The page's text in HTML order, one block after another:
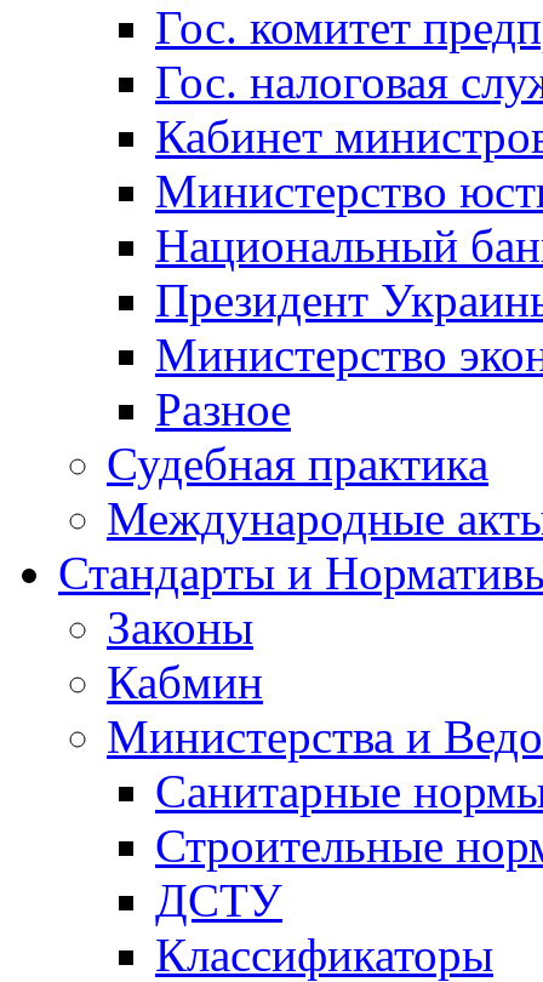
Гос. комитет
Гос. налоговая
Кабинет
Министерство
Национальный
Президент
Министерство
Разное
Судебная практика
Международные
Стандарты и
Законы
Кабмин
Министерства и
Санитарные
Строительные
ДСТУ
Классификаторы